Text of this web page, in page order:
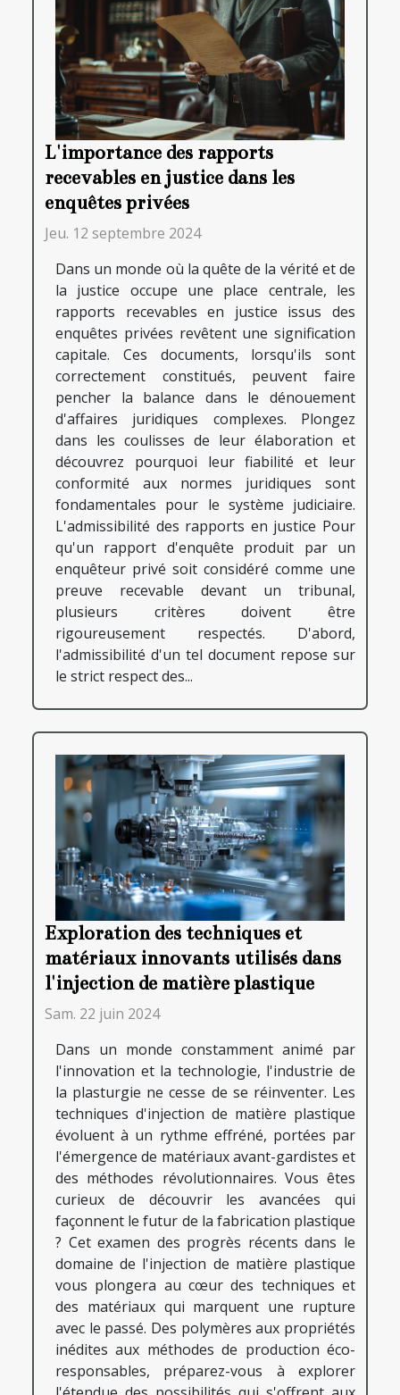
L'importance des rapports
recevables en justice dans les
enquêtes privées
Jeu. 12 septembre 2024
Dans un monde où la quête de la vérité et de
la justice occupe une place centrale, les
rapports recevables en justice issus des
enquêtes privées revêtent une signification
capitale. Ces documents, lorsqu'ils sont
correctement constitués, peuvent faire
pencher la balance dans le dénouement
d'affaires juridiques complexes. Plongez
dans les coulisses de leur élaboration et
découvrez pourquoi leur fiabilité et leur
conformité aux normes juridiques sont
fondamentales pour le système judiciaire.
L'admissibilité des rapports en justice Pour
qu'un rapport d'enquête produit par un
enquêteur privé soit considéré comme une
preuve recevable devant un tribunal,
plusieurs critères doivent être
rigoureusement respectés. D'abord,
l'admissibilité d'un tel document repose sur
le strict respect des...
Exploration des techniques et
matériaux innovants utilisés dans
l'injection de matière plastique
Sam. 22 juin 2024
Dans un monde constamment animé par
l'innovation et la technologie, l'industrie de
la plasturgie ne cesse de se réinventer. Les
techniques d'injection de matière plastique
évoluent à un rythme effréné, portées par
l'émergence de matériaux avant-gardistes et
des méthodes révolutionnaires. Vous êtes
curieux de découvrir les avancées qui
façonnent le futur de la fabrication plastique
? Cet examen des progrès récents dans le
domaine de l'injection de matière plastique
vous plongera au cœur des techniques et
des matériaux qui marquent une rupture
avec le passé. Des polymères aux propriétés
inédites aux méthodes de production éco-
responsables, préparez-vous à explorer